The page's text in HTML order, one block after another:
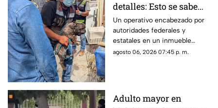
detalles: Esto se sabe
sobre el hallazgo de un
lagarto y un tigre de
bengala en un
autolavado de Juárez
Un operativo encabezado por
autoridades federales y
estatales en un inmueble
habilitado como autolavado en
agosto 06, 2026 07:45 p. m.
Adulto mayor en